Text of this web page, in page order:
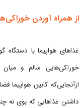
از همراه آوردن
غذاهای هواپیما با
خوراکی‌هایی سالم و میان
داشتن غذاهایی که بوی نه